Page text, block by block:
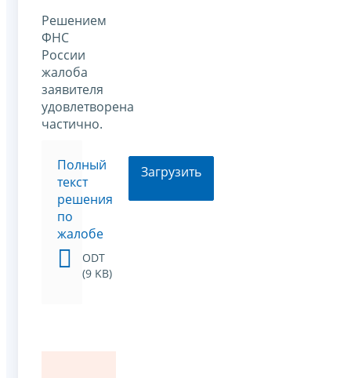
Решением
ФНС
России
жалоба
заявителя
удовлетворена
частично.
Полный
текст
решения
по
жалобе
ODT
(9 KB)
Загрузить